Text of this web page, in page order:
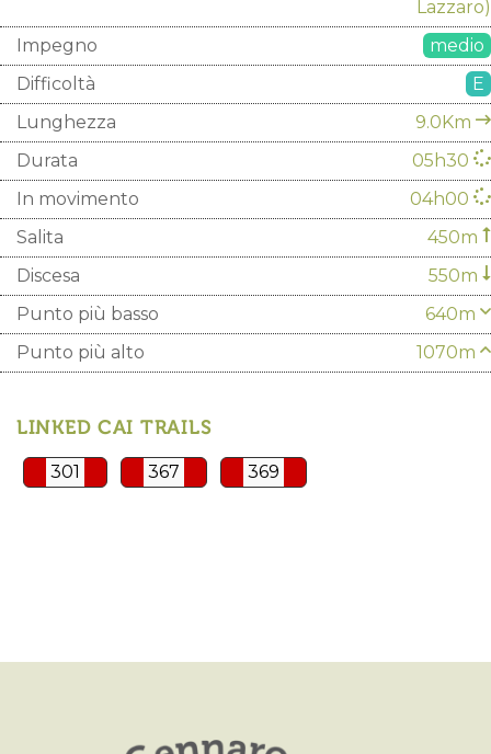
Lazzaro)
Impegno
medio
Difficoltà
E
Lunghezza
9.0Km
Durata
05h30
In movimento
04h00
Salita
450m
Discesa
550m
Punto più basso
640m
Punto più alto
1070m
LINKED CAI TRAILS
301 367 369